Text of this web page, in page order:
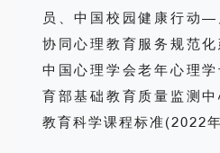
员、中国校园健康行动
协同心理教育服务规范化
中国心理学会老年心理
育部基础教育质量监测
教育科学课程标准(2022